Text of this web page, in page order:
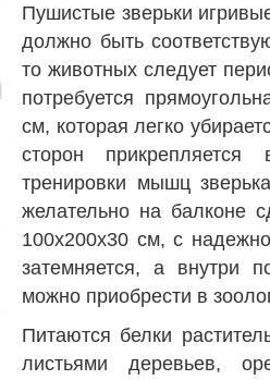
Пушистые зверьки
должно быть
то животных следует
потребуется
см, которая легко
сторон
тренировки мышц
желательно на балконе
100х200х30 см, с
затемняется, а внутри
можно приобрести в
Питаются белки
листьями деревьев,